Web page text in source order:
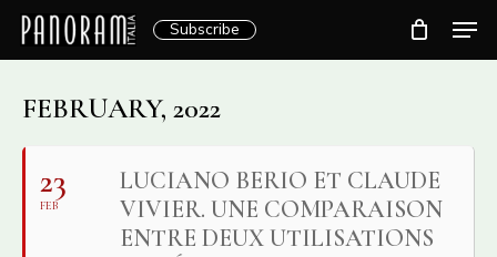
Skip
content
Subscribe
FEBRUARY, 2022
23
FEB
LUCIANO BERIO ET CLAUDE
VIVIER. UNE COMPARAISON
ENTRE DEUX UTILISATIONS
Close